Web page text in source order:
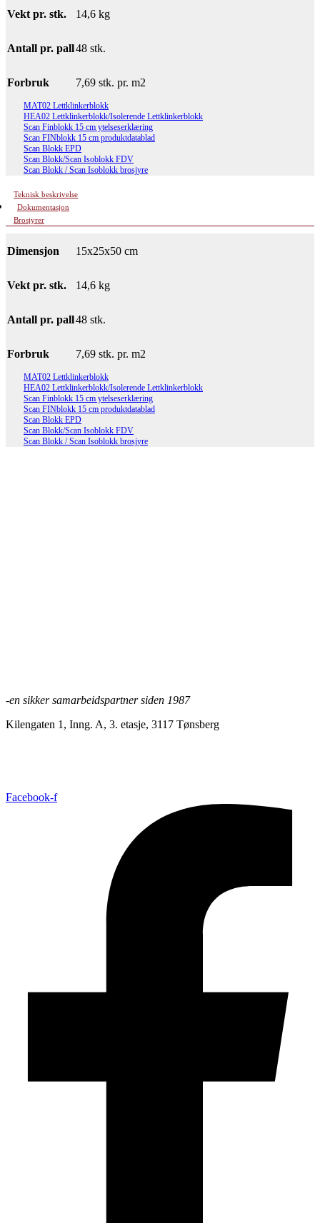
Vekt pr. stk. 14,6 kg
Antall pr. pall48 stk.
Forbruk 7,69 stk. pr. m2
MAT02 Lettklinkerblokk
HEA02 Lettklinkerblokk/Isolerende Lettklinkerblokk
Scan Finblokk 15 cm ytelseserklæring
Scan FINblokk 15 cm produktdatablad
Scan Blokk EPD
Scan Blokk/Scan Isoblokk FDV
Scan Blokk / Scan Isoblokk brosjyre
Teknisk beskrivelse
Dokumentasjon
Brosjyrer
Dimensjon 15x25x50 cm
Vekt pr. stk. 14,6 kg
Antall pr. pall48 stk.
Forbruk 7,69 stk. pr. m2
MAT02 Lettklinkerblokk
HEA02 Lettklinkerblokk/Isolerende Lettklinkerblokk
Scan Finblokk 15 cm ytelseserklæring
Scan FINblokk 15 cm produktdatablad
Scan Blokk EPD
Scan Blokk/Scan Isoblokk FDV
Scan Blokk / Scan Isoblokk brosjyre
-en sikker samarbeidspartner siden 1987
Kilengaten 1, Inng. A, 3. etasje, 3117 Tønsberg
Facebook-f